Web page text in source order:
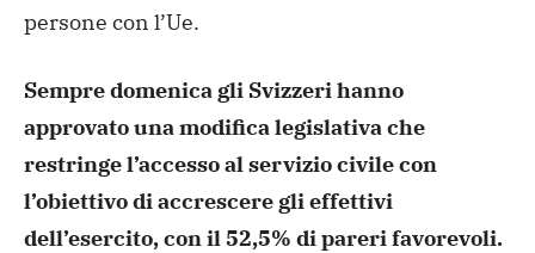
persone con l’Ue.
Sempre domenica gli Svizzeri hanno
approvato una modifica legislativa che
restringe l’accesso al servizio civile con
l’obiettivo di accrescere gli effettivi
dell’esercito, con il 52,5% di pareri favorevoli.